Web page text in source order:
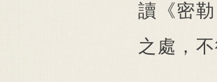
讀《密
之處，